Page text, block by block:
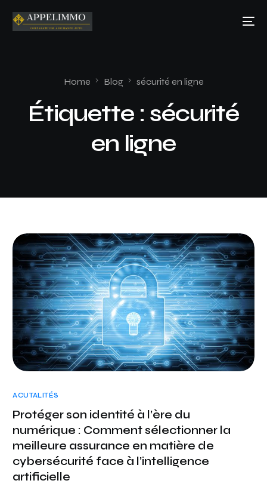
Home Blog sécurité en ligne
Étiquette : sécurité
en ligne
ACUTALITÉS
Protéger son identité à l’ère du
numérique : Comment sélectionner la
meilleure assurance en matière de
cybersécurité face à l’intelligence
artificielle